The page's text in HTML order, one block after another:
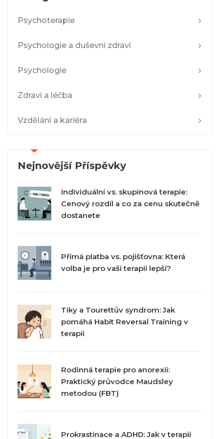
Psychoterapie
Psychologie a duševní zdraví
Psychologie
Zdraví a léčba
Vzdělání a kariéra
Nejnovější Příspěvky
Individuální vs. skupinová terapie:
Cenový rozdíl a co za cenu skutečně
dostanete
Přímá platba vs. pojišťovna: Která
volba je pro vaši terapii lepší?
Tiky a Tourettův syndrom: Jak
pomáhá Habit Reversal Training v
terapii
Rodinná terapie pro anorexii:
Praktický průvodce Maudsley
metodou (FBT)
Prokrastinace a ADHD: Jak v terapii